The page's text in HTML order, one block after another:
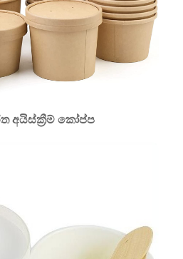
අයිස්ක්‍රීම් කෝප්ප